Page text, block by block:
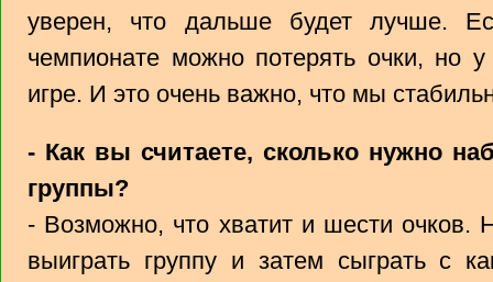
уверен, что дальше будет лучше.
чемпионате можно потерять очки, но
игре. И это очень важно, что мы
- Как вы считаете, сколько нужно
группы?
- Возможно, что хватит и шести очков.
выиграть группу и затем сыграть с